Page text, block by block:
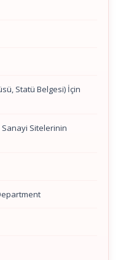
Statü Belgesi) İçin
Sitelerinin